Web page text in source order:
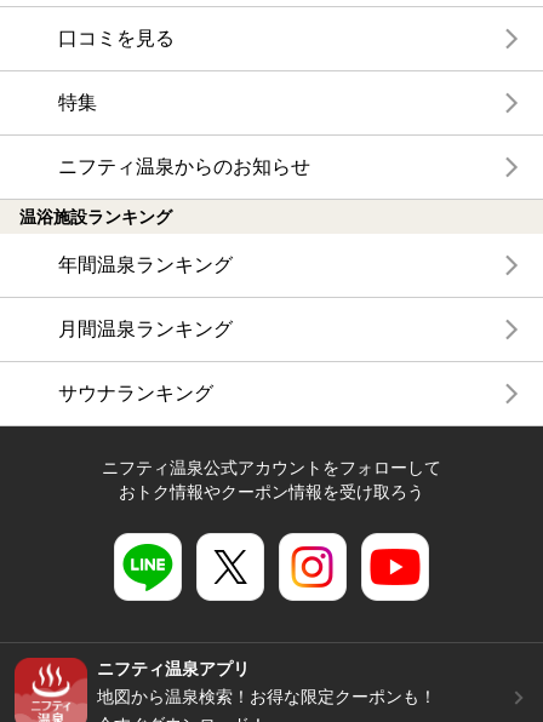
口コミを見る
特集
ニフティ温泉からのお知らせ
温浴施設ランキング
年間温泉ランキング
月間温泉ランキング
サウナランキング
ニフティ温泉公式アカウントをフォローして
おトク情報やクーポン情報を受け取ろう
ニフティ温泉アプリ
地図から温泉検索！お得な限定クーポンも！